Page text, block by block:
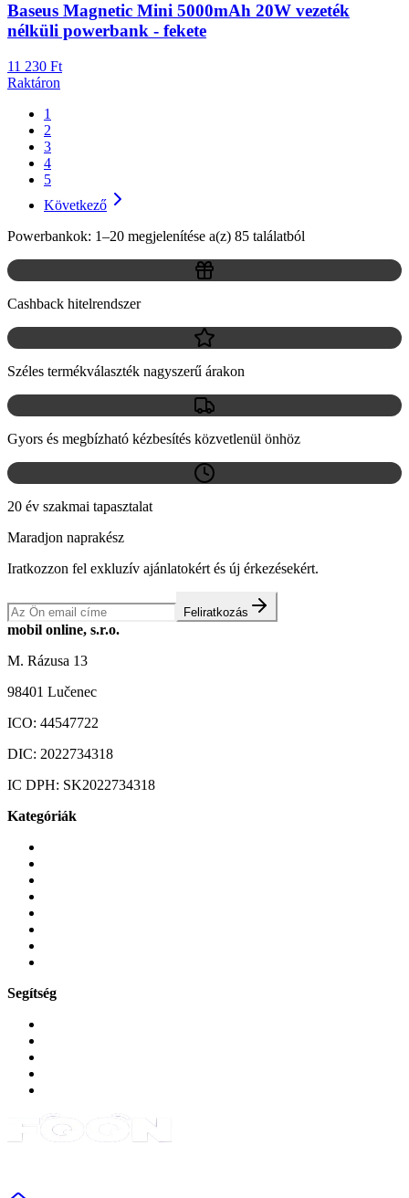
Baseus Magnetic Mini 5000mAh 20W vezeték
nélküli powerbank - fekete
11 230 Ft
Raktáron
1
2
3
4
5
Következő
Powerbankok: 1–20 megjelenítése a(z) 85 találatból
Cashback hitelrendszer
Széles termékválaszték nagyszerű árakon
Gyors és megbízható kézbesítés közvetlenül önhöz
20 év szakmai tapasztalat
Maradjon naprakész
Iratkozzon fel exkluzív ajánlatokért és új érkezésekért.
Feliratkozás
mobil online, s.r.o.
M. Rázusa 13
98401 Lučenec
ICO: 44547722
DIC: 2022734318
IC DPH: SK2022734318
Kategóriák
Segítség